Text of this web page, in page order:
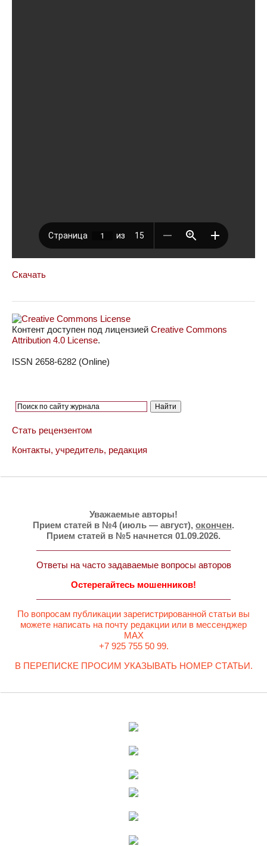
Скачать
Контент доступен под лицензией Creative Commons
Attribution 4.0 License.
ISSN 2658-6282 (Online)
Стать рецензентом
Контакты, учредитель, редакция
Уважаемые авторы!
Прием статей в №4 (июль — август), окончен.
Прием статей в №5 начнется 01.09.2026.
Ответы на часто задаваемые вопросы авторов
Остерегайтесь мошенников!
По вопросам публикации зарегистрированной статьи вы
можете написать на почту редакции или в мессенджер
MAX
+7 925 755 50 99.
В ПЕРЕПИСКЕ ПРОСИМ УКАЗЫВАТЬ НОМЕР СТАТЬИ.